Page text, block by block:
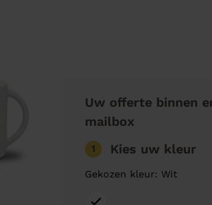
Uw offerte binnen
mailbox
1 Kies uw kleur
Gekozen kleur: Wit